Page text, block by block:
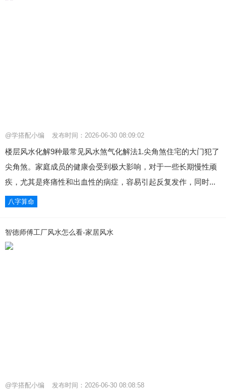
@学搭配小编 发布时间：2026-06-30 08:09:02
楼层风水化解9种最常见风水煞气化解法1.尖角煞住宅的大门犯了
尖角煞。家庭成员的健康会受到极大影响，对于一些长期慢性顽
疾，尤其是疼痛性和出血性的病症，容易引起反复发作，同时...
八字算命
智德师傅工厂风水怎么看-家居风水
@学搭配小编 发布时间：2026-06-30 08:08:58